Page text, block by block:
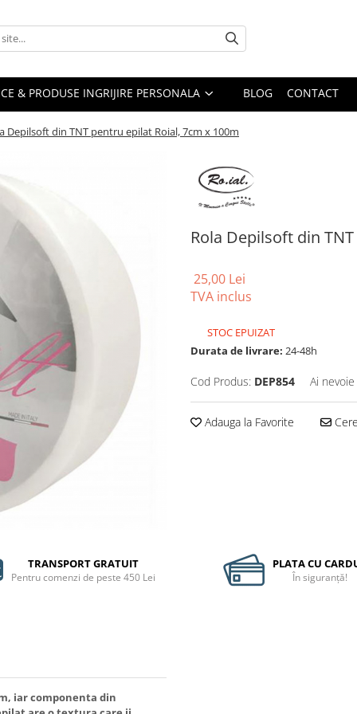
& PRODUSE INGRIJIRE PERSONALA BLOG CONTACT
Depilsoft din TNT pentru epilat Roial, 7cm x 100m
Rola Depilsoft din
25,00 Lei
TVA inclus
STOC EPUIZAT
Durata de livrare: 24-48h
Cod Produs: DEP854 Ai
Adauga la Favorite
TRANSPORT GRATUIT
Pentru comenzi de peste 450 Lei
PLATA CU
În siguranță!
iar componenta din